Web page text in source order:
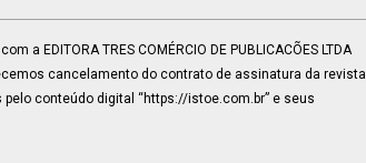
a EDITORA TRES COMÉRCIO DE PUBLICACÕES LTDA
cancelamento do contrato de assinatura da revista
conteúdo digital “https://istoe.com.br” e seus